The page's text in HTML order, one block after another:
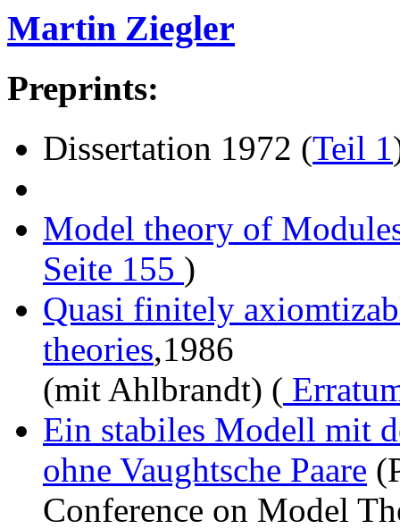
Martin Ziegler
Preprints:
Dissertation 1972 (Teil 1
Model theory of
Seite 155 )
Quasi finitely
theories,1986
(mit Ahlbrandt) (
Ein stabiles Modell mit
ohne Vaughtsche Paare
Conference on Model